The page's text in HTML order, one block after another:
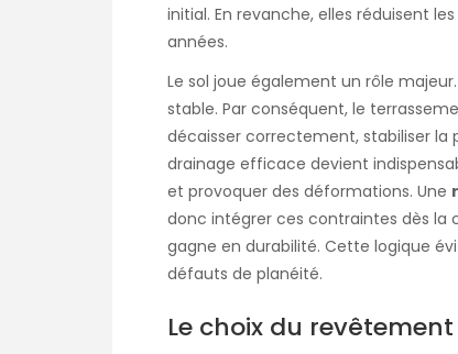
initial. En revanche, elles réduisent
années.
Le sol joue également un rôle
stable. Par conséquent, le
décaisser correctement, stabiliser la
drainage efficace devient
et provoquer des déformations. Une
donc intégrer ces contraintes dès la
gagne en durabilité. Cette logique
défauts de planéité.
Le choix du